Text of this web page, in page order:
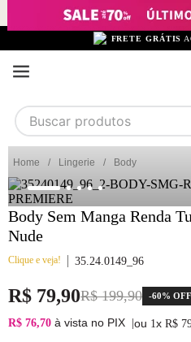
FRETE GRÁTIS
Buscar produtos
1 calcinha
2 sutiã
3
4 calcinha algodão
5 sutiã calcinha
6 algodão
Lingerie Body
Body Sem Manga Renda
Nude
Clique e veja! 35.24.0149_96
R$ 79,90R$ 199,90 -60% OFF
R$ 76,70 à vista no PIX ou 1x R$